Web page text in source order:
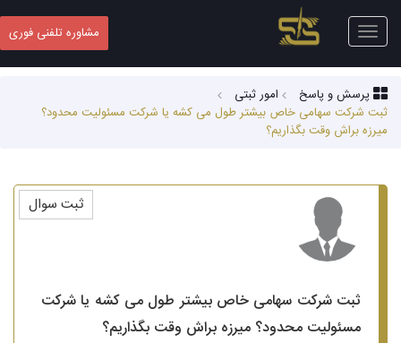
Toggle
navigation
مشاوره تلفنی فوری
پرسش و پاسخ
امور ثبتی
ثبت شرکت سهامی خاص بیشتر طول می کشه یا شرکت مسئولیت محدود؟
میرزه براش وقت بگذاریم؟
ثبت شرکت سهامی خاص بیشتر طول می کشه یا شرکت
مسئولیت محدود؟ میرزه براش وقت بگذاریم؟
ثبت سوال